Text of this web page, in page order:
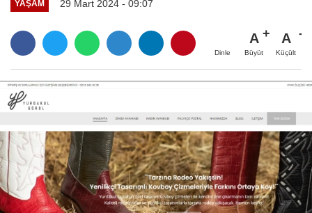
YAŞAM 29 Mart 2024 - 09:07
Dinle
A
Büyüt
A
Küçült